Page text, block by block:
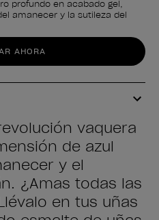
profundo en acabado gel,
amanecer y la sutileza del
AHORA
vaquera
de azul
y el
¿Amas todas las
en tus uñas